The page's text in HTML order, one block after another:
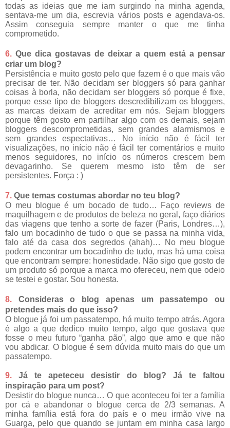
todas as ideias que me iam surgindo na minha agenda,
sentava-me um dia, escrevia vários posts e agendava-os.
Assim conseguia sempre manter o que me tinha
comprometido.
6. Que dica gostavas de deixar a quem está a pensar
criar um blog?
Persistência e muito gosto pelo que fazem é o que mais vão
precisar de ter. Não decidam ser bloggers só para ganhar
coisas à borla, não decidam ser bloggers só porque é fixe,
porque esse tipo de bloggers descredibilizam os bloggers,
as marcas deixam de acreditar em nós. Sejam bloggers
porque têm gosto em partilhar algo com os demais, sejam
bloggers descomprometidas, sem grandes alarmismos e
sem grandes espectativas… No início não é fácil ter
visualizações, no início não é fácil ter comentários e muito
menos seguidores, no início os números crescem bem
devagarinho. Se querem mesmo isto têm de ser
persistentes. Força : )
7. Que temas costumas abordar no teu blog?
O meu blogue é um bocado de tudo… Faço reviews de
maquilhagem e de produtos de beleza no geral, faço diários
das viagens que tenho a sorte de fazer (Paris, Londres…),
falo um bocadinho de tudo o que se passa na minha vida,
falo até da casa dos segredos (ahah)… No meu blogue
podem encontrar um bocadinho de tudo, mas há uma coisa
que encontram sempre: honestidade. Não sigo que gosto de
um produto só porque a marca mo ofereceu, nem que odeio
se testei e gostar. Sou honesta.
8. Consideras o blog apenas um passatempo ou
pretendes mais do que isso?
O blogue já foi um passatempo, há muito tempo atrás. Agora
é algo a que dedico muito tempo, algo que gostava que
fosse o meu futuro “ganha pão”, algo que amo e que não
vou abdicar. O blogue é sem dúvida muito mais do que um
passatempo.
9.Já te apeteceu desistir do blog? Já te faltou
inspiração para um post?
Desistir do blogue nunca… O que aconteceu foi ter a família
por cá e abandonar o blogue cerca de 2/3 semanas. A
minha família está fora do país e o meu irmão vive na
Guarga, pelo que quando se juntam em minha casa largo